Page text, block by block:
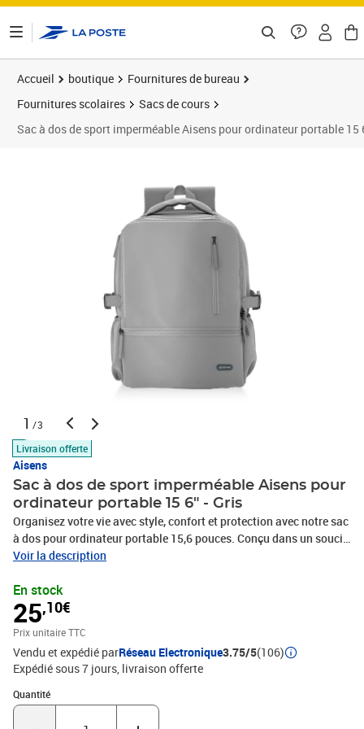
Accueil boutique
Fournitures de bureau
Fournitures scolaires
Sacs de cours
Sac à dos de sport imperméable Aisens pour ordinateur portable 15
1 /3
Livraison offerte
Aisens
Sac à dos de sport imperméable Aisens pour
ordinateur portable 15 6" - Gris
Organisez votre vie avec style, confort et protection avec notre sac
à dos pour ordinateur portable 15,6 pouces. Conçu dans un souci
de fonctionnalité et de mode, ce sac à dos est idéal pour le travail
grâce à son tissu déperlant.Grand espace et protection
supplémentaire : compartiment rembourré avec rembourrage en
mousse pour ordinateurs portables jusqu'à 15,6 pouces, offrant
une protection supplémentaire contre les chocs et les
rayures.Conception multifonctionnelle : il dispose de deux
bretelles réglables et d'une poignée supérieure, vous permettant de
transporter le sac à dos confortablement de différentes
manières.Organisation intelligente : la poche avant zippée est
Voir la description
En stock
25,10€
Prix unitaire TTC
Vendu et expédié parRéseau Electronique3.75/5(106)
Expédié sous 7 jours livraison offerte
Quantité
Quantité : 1